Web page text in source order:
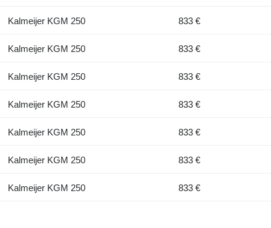
Kalmeijer KGM 250 833 €
Kalmeijer KGM 250 833 €
Kalmeijer KGM 250 833 €
Kalmeijer KGM 250 833 €
Kalmeijer KGM 250 833 €
Kalmeijer KGM 250 833 €
Kalmeijer KGM 250 833 €